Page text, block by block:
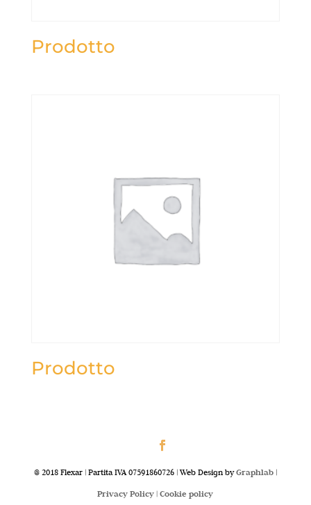
Prodotto
Prodotto
@ 2018 Flexar | Partita IVA 07591860726 | Web Design byGraphlab|
Privacy Policy |Cookie policy